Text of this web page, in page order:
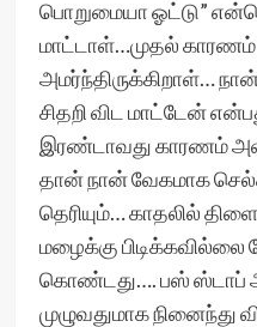
பொறுமையா ஓட்டு”
மாட்டாள்…முதல்
அமர்ந்திருக்கிறாள்…
சிதறி விட மாட்டேன்
இரண்டாவது காரணம்
தான் நான் வேகமாக
தெரியும்… காதலில்
மழைக்கு பிடிக்கவில்லை
கொண்டது…. பஸ் ஸ்டாப்
முழுவதுமாக நினைந்து